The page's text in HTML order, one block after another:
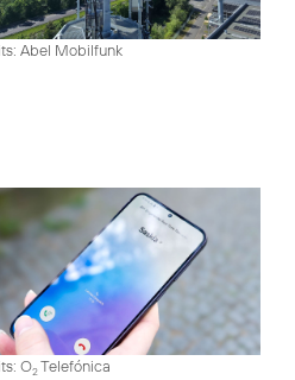
Abel Mobilfunk
O2Telefónica